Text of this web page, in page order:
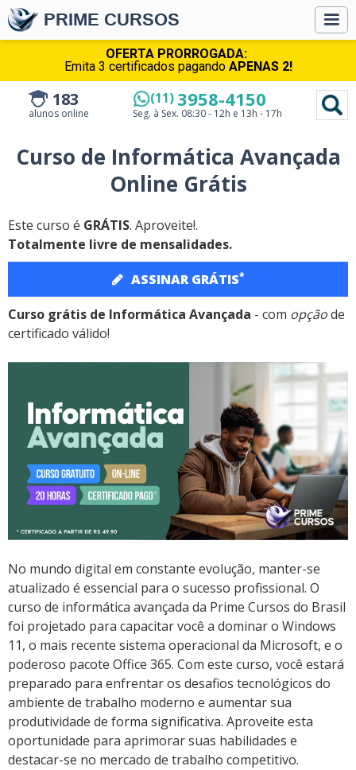
OFERTA PRORROGADA:
Emita 3 certificados pagando APENAS 2!
PRIME CURSOS
183
alunos online
(11) 3958-4150
Seg. à Sex. 08:30 - 12h e 13h - 17h
Curso de Informática Avançada
Online Grátis
Este curso é GRÁTIS. Aproveite!.
Totalmente livre de mensalidades.
ASSINAR GRÁTIS*
Curso grátis de Informática Avançada - com opçãode
certificado válido!
No mundo digital em constante evolução, manter-se
atualizado é essencial para o sucesso profissional. O
curso de informática avançada da Prime Cursos do Brasil
foi projetado para capacitar você a dominar o Windows
11, o mais recente sistema operacional da Microsoft, e o
poderoso pacote Office 365. Com este curso, você estará
preparado para enfrentar os desafios tecnológicos do
ambiente de trabalho moderno e aumentar sua
produtividade de forma significativa. Aproveite esta
oportunidade para aprimorar suas habilidades e
destacar-se no mercado de trabalho competitivo.